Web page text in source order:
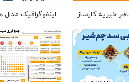
اینفوگرافیک خیریه کارساز